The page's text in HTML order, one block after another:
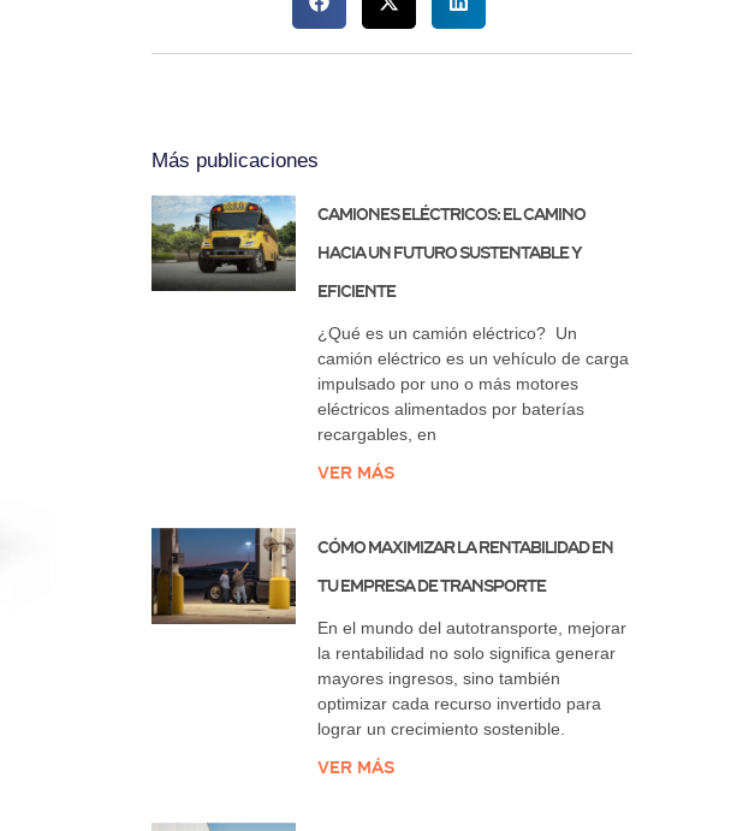
Más publicaciones
Camiones eléctricos: el camino
hacia un futuro sustentable y
eficiente
¿Qué es un camión eléctrico? Un
camión eléctrico es un vehículo de carga
impulsado por uno o más motores
eléctricos alimentados por baterías
recargables, en
Ver más
Cómo maximizar la rentabilidad en
tu empresa de transporte
En el mundo del autotransporte, mejorar
la rentabilidad no solo significa generar
mayores ingresos, sino también
optimizar cada recurso invertido para
lograr un crecimiento sostenible.
Ver más